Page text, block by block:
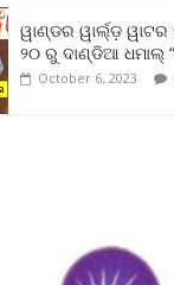
ୱାଣ୍ଡର ୱାର୍ଲ୍‌ଡ଼
୨୦ ରୁ ଦାଣ୍ଡିଆ ଧମାଲ୍
October 6, 2023